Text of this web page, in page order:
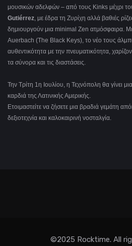
μουσικών αδελφών – από τους Kinks μέχρι
Gutiérrez, με έδρα τη Ζυρίχη αλλά βαθιές
δημιουργούν μια minimal Zen ατμόσφαιρα.
Auerbach (The Black Keys), το νέο τους
αυθεντικότητα με την πνευματικότητα,
τα σύνορα και τις διαστάσεις.
Την Τρίτη 1η Ιουλίου, η Τεχνόπολη θα γίνει
καρδιά της Λατινικής Αμερικής.
Ετοιμαστείτε να ζήσετε μια βραδιά γεμάτη
δεξιοτεχνία και καλοκαιρινή νοσταλγία.
©2025 Rocktime. All